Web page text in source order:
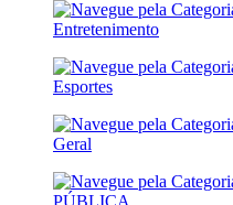
Entretenimento
Esportes
Geral